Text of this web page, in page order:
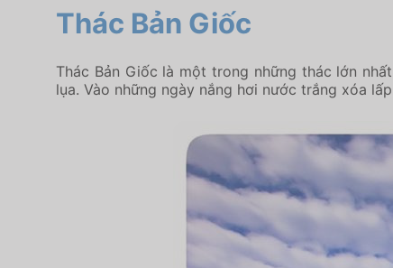
Thác Bản Giốc
Thác Bản Giốc là một trong những thác lớn
lụa. Vào những ngày nắng hơi nước trắng xóa